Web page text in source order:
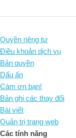
Quyền riêng tư
Điều khoản dịch vụ
Bản quyền
Dấu ấn
Cám ơn bạn!
Bản ghi các thay đổi
Bài viết
Quản trị trang web
Các tính năng